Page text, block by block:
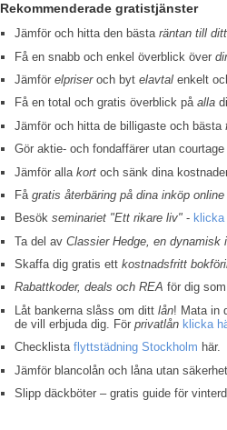
Rekommenderade gratistjänster
Jämför och hitta den bästaräntan till
Få en snabb och enkel överblick över
Jämförelpriseroch bytelavtal enkelt
Få en total och gratis överblick påalla
Jämför och hitta de billigaste och bästa
Gör aktie- och fondaffärer utan courtage
Jämför allakort och sänk dina
Fågratis återbäring på dina inköp online
Besökseminariet "Ett rikare liv" - klicka
Ta del avClassier Hedge, en dynamisk
Skaffa dig gratis ettkostnadsfritt
Rabattkoder, deals och REA för dig
Låt bankerna slåss om dittlån! Mata in
de vill erbjuda dig. Förprivatlån klicka
Checklistaflyttstädning Stockholm här.
Jämför blancolån och låna utan
Slipp däckböter – gratis guide för